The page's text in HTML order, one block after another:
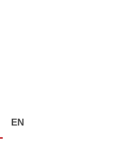
EN